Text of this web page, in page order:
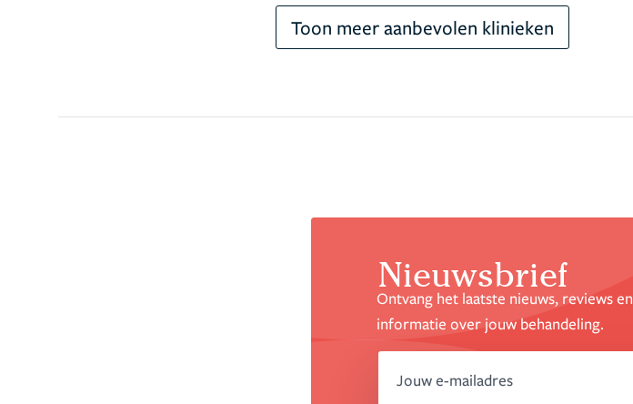
Toon meer aanbevolen klinieken
Nieuwsbrief
Ontvang het laatste nieuws, reviews en
informatie over jouw behandeling.
email